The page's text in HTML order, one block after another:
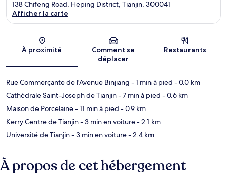
Carte
138 Chifeng Road, Heping District, Tianjin, 300041
Afficher la carte
À proximité
Comment se
déplacer
Restaurants
Rue Commerçante de l'Avenue Binjiang - 1 min à pied - 0.0 km
Cathédrale Saint-Joseph de Tianjin- 7 min à pied - 0.6 km
Maison de Porcelaine- 11 min à pied - 0.9 km
Kerry Centre de Tianjin- 3 min en voiture- 2.1 km
Université de Tianjin- 3 min en voiture- 2.4 km
À propos de cet hébergement